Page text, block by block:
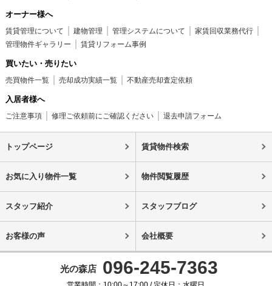
オーナー様へ
賃貸管理について 建物管理 管理システムについて
家賃回収業務代行
管理物件ギャラリー
賃貸リフォーム事例
買いたい・売りたい
売買物件一覧 売却成功実績一覧 不動産売却査定依頼
入居者様へ
ご注意事項 修理ご依頼前にご確認ください 退去申請フォーム
トップページ 賃貸物件検索
お気に入り物件一覧 物件閲覧履歴
スタッフ紹介 スタッフブログ
お客様の声 会社概要
光の森店 096-245-7363